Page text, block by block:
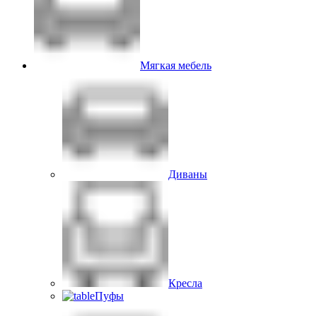
Мягкая мебель
Диваны
Кресла
Пуфы